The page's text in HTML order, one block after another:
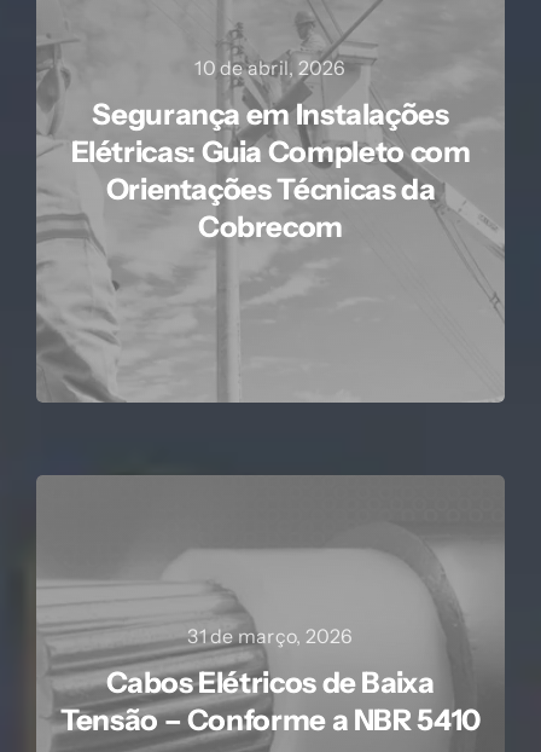
10 de abril, 2026
Segurança em Instalações
Elétricas: Guia Completo com
Orientações Técnicas da
Cobrecom
31 de março, 2026
Cabos Elétricos de Baixa
Tensão – Conforme a NBR 5410